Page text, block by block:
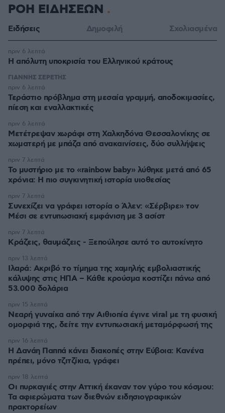
ΡΟΗ ΕΙΔΗΣΕΩΝ
Ειδήσεις Δημοφιλή Σχολιασμένα
Η απόλυτη υποκρισία του Ελληνικού κράτους
πριν 6 λεπτά
ΓΙΑΝΝΗΣ ΣΕΡΕΤΗΣ
Τεράστιο πρόβλημα στη μεσαία γραμμή, αποδοκιμασίες,
πίεση και εναλλακτικές
πριν 6 λεπτά
Μετέτρεψαν χωράφι στη Χαλκηδόνα Θεσσαλονίκης σε
χωματερή με μπάζα από ανακαινίσεις, δύο συλλήψεις
πριν 6 λεπτά
Το μυστήριο με το «rainbow baby» λύθηκε μετά από 65
χρόνια: Η πιο συγκινητική ιστορία υιοθεσίας
πριν 7 λεπτά
Συνεχίζει να γράφει ιστορία ο Άλεν: «Σέρβιρε» τον
Μέσι σε εντυπωσιακή εμφάνιση με 3 ασίστ
πριν 7 λεπτά
Κράζεις, θαυμάζεις - Ξεπούλησε αυτό το αυτοκίνητο
πριν 7 λεπτά
Ιλαρά: Ακριβό το τίμημα της χαμηλής εμβολιαστικής
κάλυψης στις ΗΠΑ – Κάθε κρούσμα κοστίζει πάνω από
53.000 δολάρια
πριν 13 λεπτά
Νεαρή γυναίκα από την Αιθιοπία έγινε viral με τη φυσική
ομορφιά της, δείτε την εντυπωσιακή μεταμόρφωσή της
πριν 15 λεπτά
Η Δανάη Παππά κάνει διακοπές στην Εύβοια: Κανένα
πρέπει, μόνο τζιτζίκια, γράφει
πριν 16 λεπτά
Οι πυρκαγιές στην Αττική έκαναν τον γύρο του κόσμου:
Τα αφιερώματα των διεθνών ειδησιογραφικών
πρακτορείων
πριν 18 λεπτά